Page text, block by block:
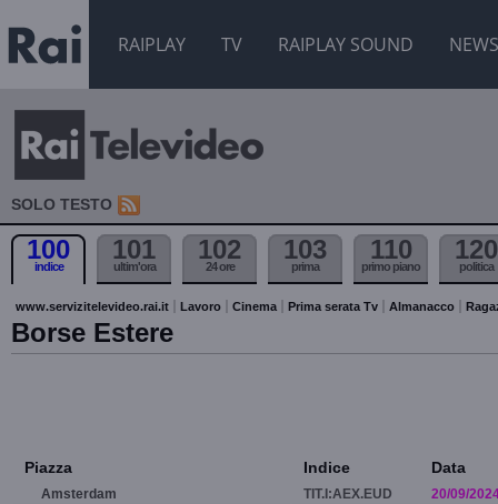
RAIPLAY TV RAIPLAY SOUND NEWS
SOLO TESTO
100
indice
101
ultim'ora
102
24 ore
103
prima
110
primo piano
120
politica
www.servizitelevideo.rai.it Lavoro Cinema Prima serata Tv Almanacco
Borse Estere
Piazza Indice Data
Amsterdam TIT.I:AEX.EUD
20/09/